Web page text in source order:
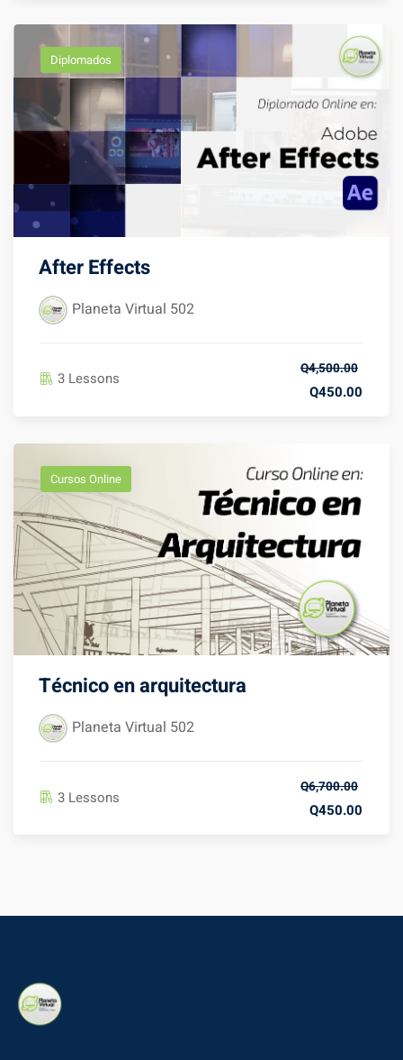
Diplomados
After Effects
Planeta Virtual 502
3 Lessons
Q4,500.00
Q450.00
Cursos Online
Técnico en arquitectura
Planeta Virtual 502
3 Lessons
Q6,700.00
Q450.00